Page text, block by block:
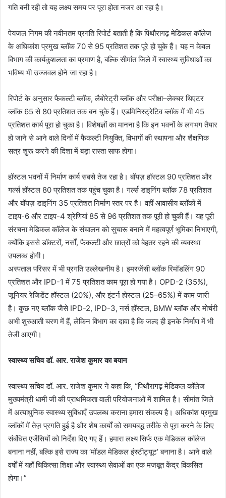
गति बनी रही तो यह लक्ष्य समय पर पूरा होता नजर आ रहा है।
पेयजल निगम की नवीनतम प्रगति रिपोर्ट बताती है कि पिथौरागढ़ मेडिकल कॉलेज
के अधिकांश प्रमुख ब्लॉक 70 से 95 प्रतिशत तक पूरे हो चुके हैं। यह न केवल
विभाग की कार्यकुशलता का प्रमाण है, बल्कि सीमांत जिले में स्वास्थ्य सुविधाओं का
भविष्य भी उज्जवल होने जा रहा है।
रिपोर्ट के अनुसार फैकल्टी ब्लॉक, लैबोरेट्री ब्लॉक और परीक्षा–लेक्चर थिएटर
ब्लॉक 65 से 80 प्रतिशत तक बन चुके हैं। एडमिनिस्ट्रेटिव ब्लॉक में भी 45
प्रतिशत कार्य पूरा हो चुका है। विशेषज्ञों का मानना है कि इन भवनों के लगभग तैयार
हो जाने से आने वाले दिनों में फैकल्टी नियुक्ति, विभागों की स्थापना और शैक्षणिक
सत्र शुरू करने की दिशा में बड़ा रास्ता साफ होगा।
हॉस्टल भवनों में निर्माण कार्य सबसे तेज रहा है। बॉयज़ हॉस्टल 90 प्रतिशत और
गर्ल्स हॉस्टल 80 प्रतिशत तक पहुंच चुका है। गर्ल्स डाइनिंग ब्लॉक 78 प्रतिशत
और बॉयज़ डाइनिंग 35 प्रतिशत निर्माण स्तर पर है। वहीं आवासीय ब्लॉकों में
टाइप-6 और टाइप-4 श्रेणियां 85 से 96 प्रतिशत तक पूरी हो चुकी हैं। यह पूरी
संरचना मेडिकल कॉलेज के संचालन को सुचारू बनाने में महत्वपूर्ण भूमिका निभाएगी,
क्योंकि इससे डॉक्टरों, नर्सों, फैकल्टी और छात्रों को बेहतर रहने की व्यवस्था
उपलब्ध होगी।
अस्पताल परिसर में भी प्रगति उल्लेखनीय है। इमरजेंसी ब्लॉक रिमॉडलिंग 90
प्रतिशत और IPD-1 में 75 प्रतिशत काम पूरा हो गया है। OPD-2 (35%),
जूनियर रेजिडेंट हॉस्टल (20%), और इंटर्न होस्टल (25–65%) में काम जारी
है। कुछ नए ब्लॉक जैसे IPD-2, IPD-3, नर्स हॉस्टल, BMW ब्लॉक और मोर्चरी
अभी शुरुआती चरण में हैं, लेकिन विभाग का दावा है कि जल्द ही इनके निर्माण में भी
तेजी आएगी।
स्वास्थ्य सचिव डॉ. आर. राजेश कुमार का बयान
स्वास्थ्य सचिव डॉ. आर. राजेश कुमार ने कहा कि, “पिथौरागढ़ मेडिकल कॉलेज
मुख्यमंत्री धामी जी की प्राथमिकता वाली परियोजनाओं में शामिल है। सीमांत जिले
में अत्याधुनिक स्वास्थ्य सुविधाएँ उपलब्ध कराना हमारा संकल्प है। अधिकांश प्रमुख
ब्लॉकों में तेज़ प्रगति हुई है और शेष कार्यों को समयबद्ध तरीके से पूरा करने के लिए
संबंधित एजेंसियों को निर्देश दिए गए हैं। हमारा लक्ष्य सिर्फ एक मेडिकल कॉलेज
बनाना नहीं, बल्कि इसे राज्य का ‘मॉडल मेडिकल इंस्टीट्यूट’ बनाना है। आने वाले
वर्षों में यहाँ चिकित्सा शिक्षा और स्वास्थ्य सेवाओं का एक मजबूत केंद्र विकसित
होगा।”